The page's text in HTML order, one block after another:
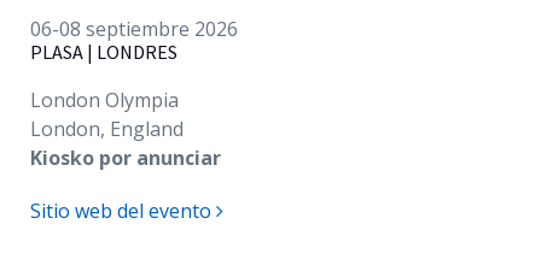
Español
06-08 septiembre 2026
PLASA | LONDRES
London Olympia
London, England
Kiosko por anunciar
Sitio web del evento